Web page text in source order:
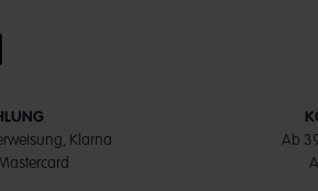
Klarna
Ab